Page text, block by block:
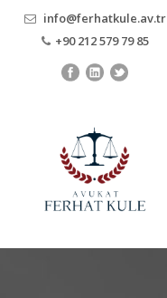
info@ferhatkule.av.tr
+90 212 579 79 85